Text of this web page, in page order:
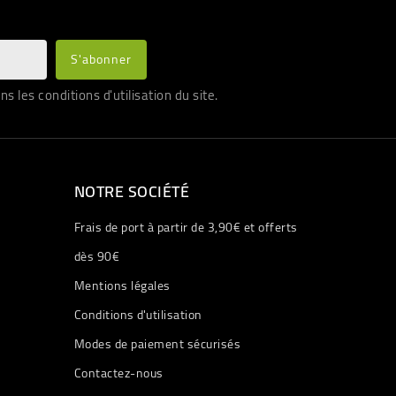
les conditions d'utilisation du site.
NOTRE SOCIÉTÉ
Frais de port à partir de 3,90€ et offerts
dès 90€
Mentions légales
Conditions d'utilisation
Modes de paiement sécurisés
Contactez-nous